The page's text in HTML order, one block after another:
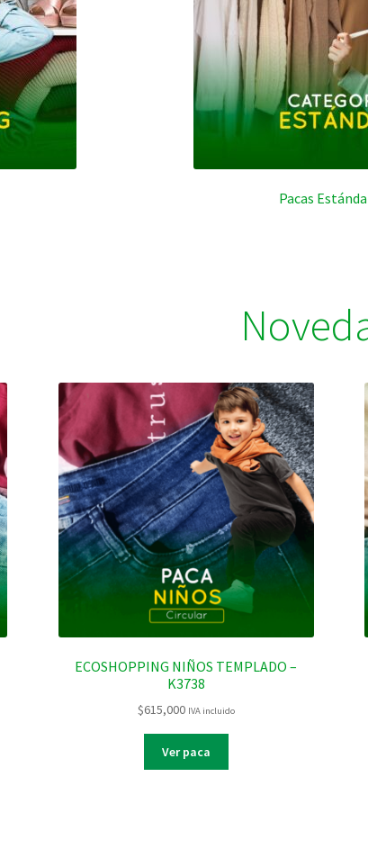
Pacas
ECOSHOPPING NIÑOS TEMPLADO –
K3738
$615,000 IVA incluido
Ver paca